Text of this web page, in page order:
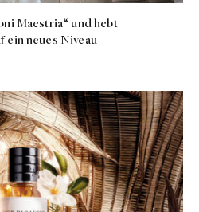
Maestria“ und hebt
ein neues Niveau